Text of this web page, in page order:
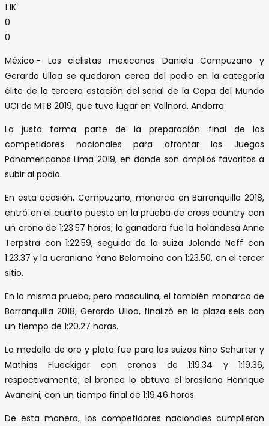
1.1K
0
0
México.- Los ciclistas mexicanos Daniela Campuzano y
Gerardo Ulloa se quedaron cerca del podio en la categoría
élite de la tercera estación del serial de la Copa del Mundo
UCI de MTB 2019, que tuvo lugar en Vallnord, Andorra.
La justa forma parte de la preparación final de los
competidores nacionales para afrontar los Juegos
Panamericanos Lima 2019, en donde son amplios favoritos a
subir al podio.
En esta ocasión, Campuzano, monarca en Barranquilla 2018,
entró en el cuarto puesto en la prueba de cross country con
un crono de 1:23.57 horas; la ganadora fue la holandesa Anne
Terpstra con 1:22.59, seguida de la suiza Jolanda Neff con
1:23.37 y la ucraniana Yana Belomoina con 1:23.50, en el tercer
sitio.
En la misma prueba, pero masculina, el también monarca de
Barranquilla 2018, Gerardo Ulloa, finalizó en la plaza seis con
un tiempo de 1:20.27 horas.
La medalla de oro y plata fue para los suizos Nino Schurter y
Mathias Flueckiger con cronos de 1:19.34 y 1:19.36,
respectivamente; el bronce lo obtuvo el brasileño Henrique
Avancini, con un tiempo final de 1:19.46 horas.
De esta manera, los competidores nacionales cumplieron